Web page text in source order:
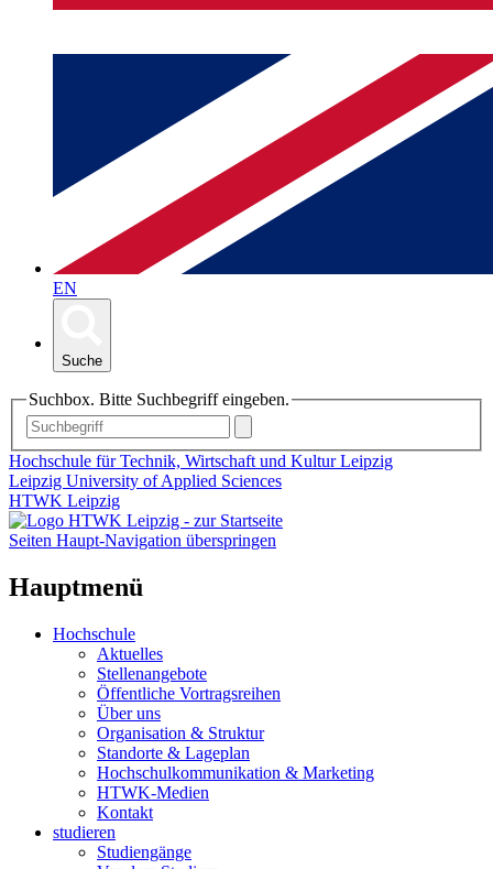
EN
Suche
Suchbox. Bitte Suchbegriff eingeben.
Hochschule für Technik, Wirtschaft und Kultur Leipzig
Leipzig University of Applied Sciences
HTWK Leipzig
Seiten Haupt-Navigation überspringen
Hauptmenü
Hochschule
Aktuelles
Stellenangebote
Öffentliche Vortragsreihen
Über uns
Organisation & Struktur
Standorte & Lageplan
Hochschulkommunikation & Marketing
HTWK-Medien
Kontakt
studieren
Studiengänge